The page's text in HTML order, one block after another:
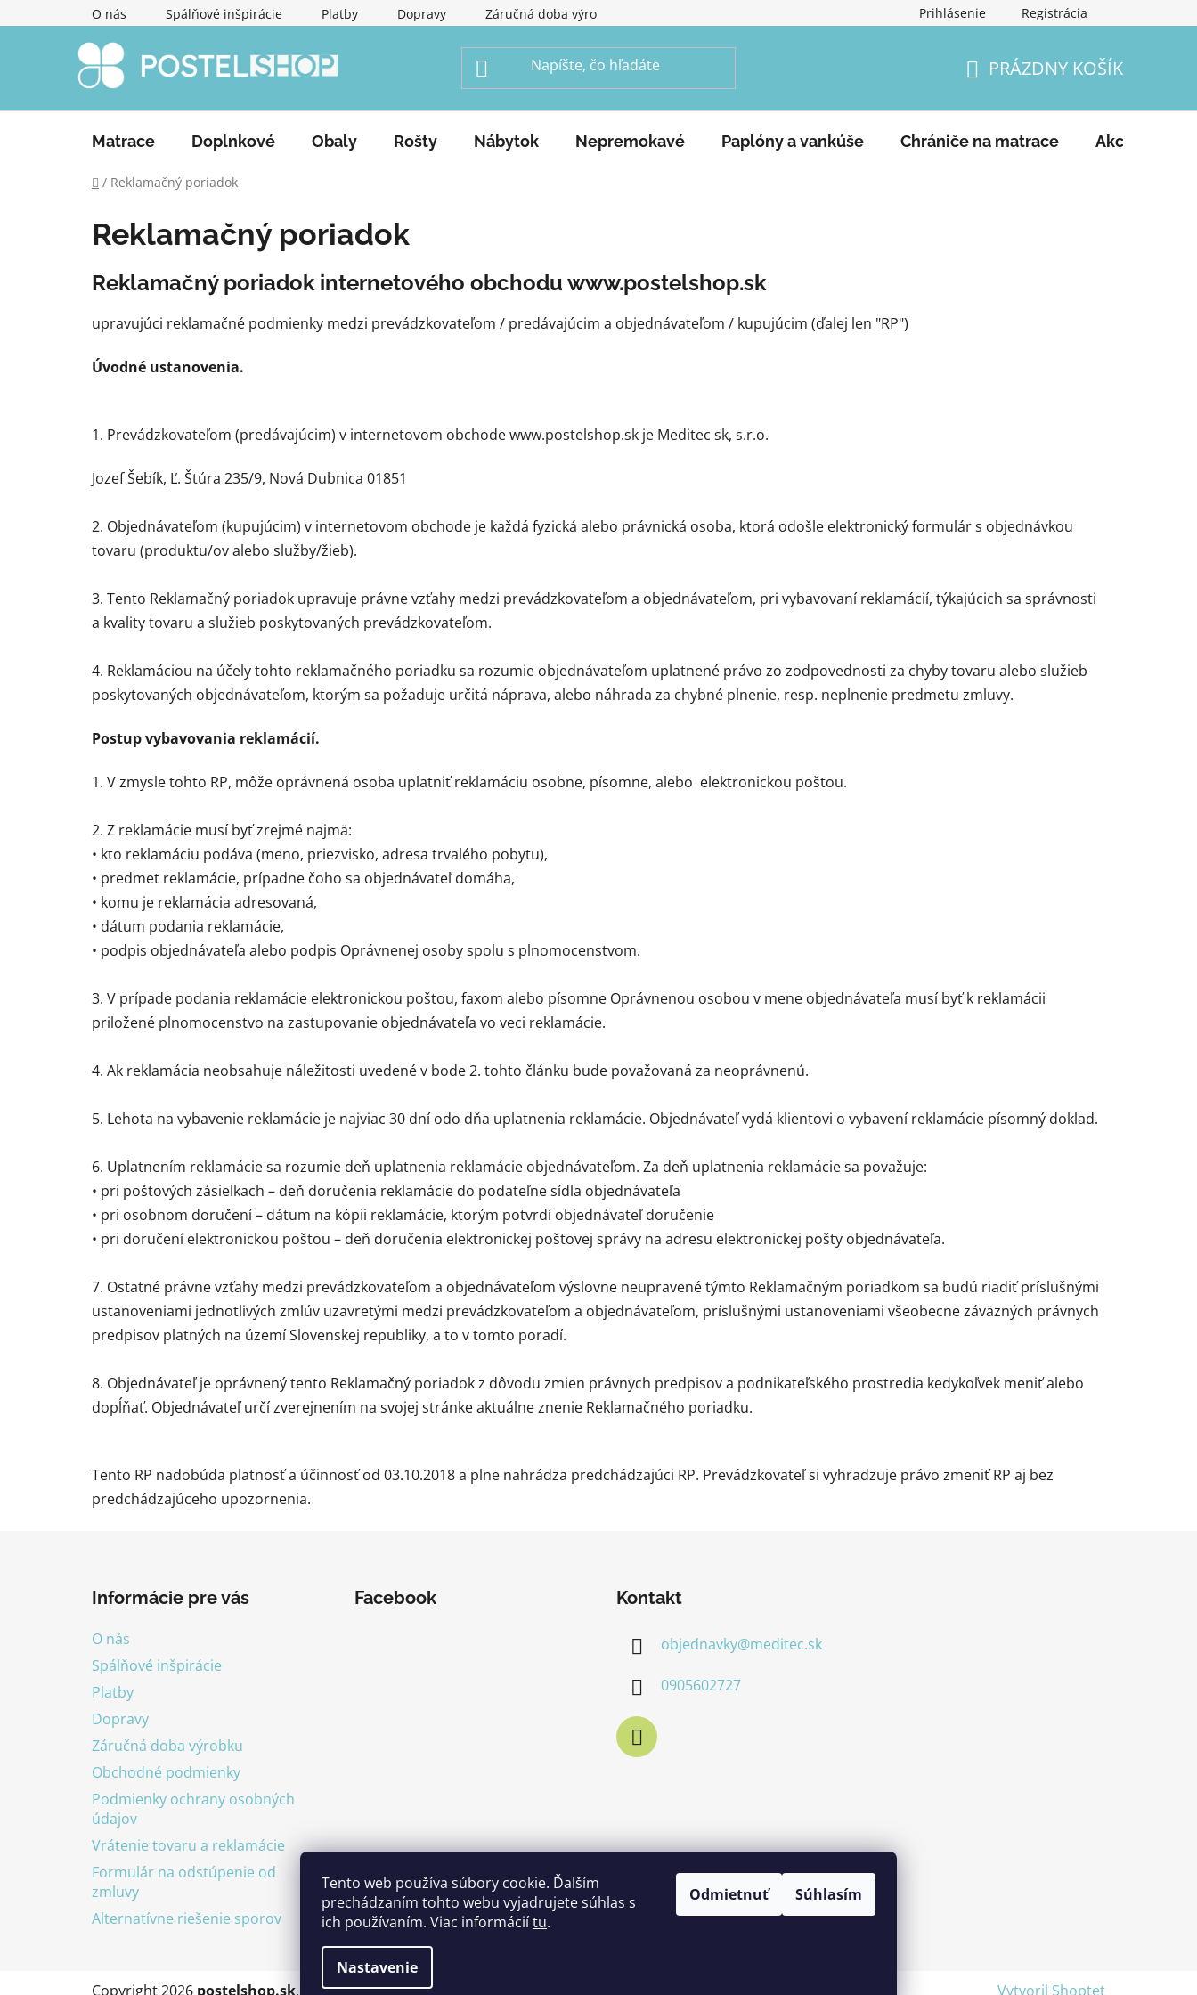
Tento web používa súbory cookie. Ďalším
prechádzaním tohto webu vyjadrujete súhlas s
ich používaním. Viac informáciítu.
Nastavenie
Odmietnuť Súhlasím
na
O nás Spálňové inšpirácie Platby Dopravy Záručná doba výrobku Podmienky ochrany osobných údajov
Prihlásenie Registrácia
KOŠÍK
PRÁZDNY KOŠÍK
Matrace Doplnkové Obaly Rošty Nábytok Nepremokavé Paplóny a vankúše Chrániče na matrace Akcie
Domov
/ Reklamačný poriadok
Reklamačný poriadok
Reklamačný poriadok internetového obchodu www.postelshop.sk
upravujúci reklamačné podmienky medzi prevádzkovateľom / predávajúcim a objednávateľom / kupujúcim (ďalej len "RP")
Úvodné ustanovenia.
1. Prevádzkovateľom (predávajúcim) v internetovom obchode www.postelshop.sk je Meditec sk, s.r.o.
Jozef Šebík, Ľ. Štúra 235/9, Nová Dubnica 01851
2. Objednávateľom (kupujúcim) v internetovom obchode je každá fyzická alebo právnická osoba, ktorá odošle elektronický formulár s objednávkou
tovaru (produktu/ov alebo služby/žieb).
3. Tento Reklamačný poriadok upravuje právne vzťahy medzi prevádzkovateľom a objednávateľom, pri vybavovaní reklamácií, týkajúcich sa správnosti
a kvality tovaru a služieb poskytovaných prevádzkovateľom.
4. Reklamáciou na účely tohto reklamačného poriadku sa rozumie objednávateľom uplatnené právo zo zodpovednosti za chyby tovaru alebo služieb
poskytovaných objednávateľom, ktorým sa požaduje určitá náprava, alebo náhrada za chybné plnenie, resp. neplnenie predmetu zmluvy.
Postup vybavovania reklamácií.
1. V zmysle tohto RP, môže oprávnená osoba uplatniť reklamáciu osobne, písomne, alebo elektronickou poštou.
2. Z reklamácie musí byť zrejmé najmä:
• kto reklamáciu podáva (meno, priezvisko, adresa trvalého pobytu),
• predmet reklamácie, prípadne čoho sa objednávateľ domáha,
• komu je reklamácia adresovaná,
• dátum podania reklamácie,
• podpis objednávateľa alebo podpis Oprávnenej osoby spolu s plnomocenstvom.
3. V prípade podania reklamácie elektronickou poštou, faxom alebo písomne Oprávnenou osobou v mene objednávateľa musí byť k reklamácii
priložené plnomocenstvo na zastupovanie objednávateľa vo veci reklamácie.
4. Ak reklamácia neobsahuje náležitosti uvedené v bode 2. tohto článku bude považovaná za neoprávnenú.
5. Lehota na vybavenie reklamácie je najviac 30 dní odo dňa uplatnenia reklamácie. Objednávateľ vydá klientovi o vybavení reklamácie písomný doklad.
6. Uplatnením reklamácie sa rozumie deň uplatnenia reklamácie objednávateľom. Za deň uplatnenia reklamácie sa považuje:
• pri poštových zásielkach – deň doručenia reklamácie do podateľne sídla objednávateľa
• pri osobnom doručení – dátum na kópii reklamácie, ktorým potvrdí objednávateľ doručenie
• pri doručení elektronickou poštou – deň doručenia elektronickej poštovej správy na adresu elektronickej pošty objednávateľa.
7. Ostatné právne vzťahy medzi prevádzkovateľom a objednávateľom výslovne neupravené týmto Reklamačným poriadkom sa budú riadiť príslušnými
ustanoveniami jednotlivých zmlúv uzavretými medzi prevádzkovateľom a objednávateľom, príslušnými ustanoveniami všeobecne záväzných právnych
predpisov platných na území Slovenskej republiky, a to v tomto poradí.
8. Objednávateľ je oprávnený tento Reklamačný poriadok z dôvodu zmien právnych predpisov a podnikateľského prostredia kedykoľvek meniť alebo
dopĺňať. Objednávateľ určí zverejnením na svojej stránke aktuálne znenie Reklamačného poriadku.
Tento RP nadobúda platnosť a účinnosť od 03.10.2018 a plne nahrádza predchádzajúci RP. Prevádzkovateľ si vyhradzuje právo zmeniť RP aj bez
predchádzajúceho upozornenia.
Informácie pre vás
O nás
Spálňové inšpirácie
Platby
Dopravy
Záručná doba výrobku
Obchodné podmienky
Podmienky ochrany osobných
údajov
Vrátenie tovaru a reklamácie
Formulár na odstúpenie od
zmluvy
Alternatívne riešenie sporov
Facebook Kontakt
objednavky@meditec.sk
0905602727
Vytvoril Shoptet
Copyright 2026 postelshop.sk. Všetky práva vyhradené.